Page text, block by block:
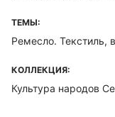
ТЕМЫ:
Ремесло. Текстиль,
КОЛЛЕКЦИЯ:
Культура народов